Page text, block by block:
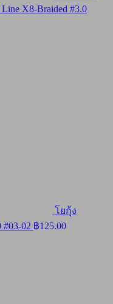
X8-Braided #3.0
โยกุ้ง
02 ฿125.00